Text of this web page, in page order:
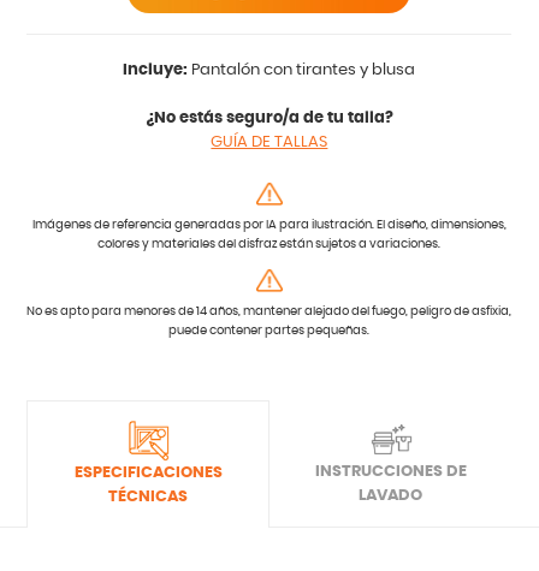
Incluye: Pantalón con tirantes y blusa
¿No estás seguro/a de tu talla?
GUÍA DE TALLAS
Imágenes de referencia generadas por IA para ilustración. El diseño, dimensiones,
colores y materiales del disfraz están sujetos a variaciones.
No es apto para menores de 14 años, mantener alejado del fuego, peligro de asfixia,
puede contener partes pequeñas.
ESPECIFICACIONES
TÉCNICAS
INSTRUCCIONES DE
LAVADO